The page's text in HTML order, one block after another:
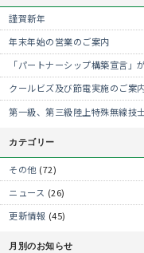
謹賀新年
年末年始の営業のご案内
「パートナーシップ構築宣言」
クールビズ及び節電実施のご案
第一級、第三級陸上特殊無線
カテゴリー
その他 (72)
ニュース (26)
更新情報 (45)
月別のお知らせ